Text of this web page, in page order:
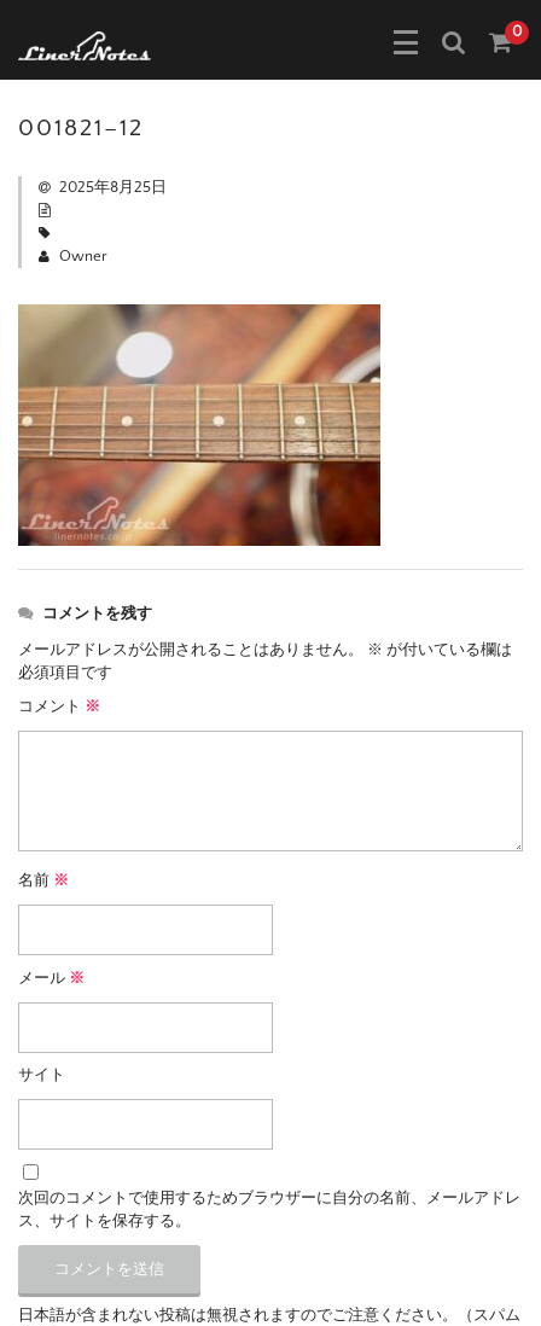
0
001821–12
2025年8月25日
Owner
コメントを残す
メールアドレスが公開されることはありません。 ※ が付いている欄は
必須項目です
コメント ※
名前 ※
メール ※
サイト
次回のコメントで使用するためブラウザーに自分の名前、メールアドレ
ス、サイトを保存する。
日本語が含まれない投稿は無視されますのでご注意ください。（スパム